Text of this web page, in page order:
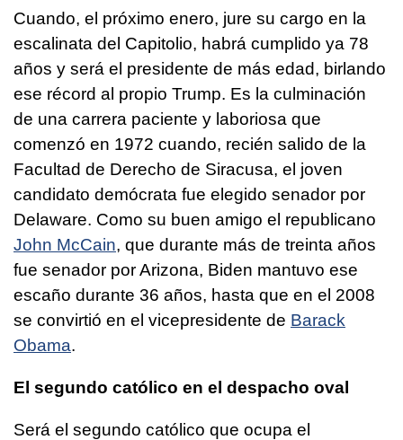
Cuando, el próximo enero, jure su cargo en la
escalinata del Capitolio, habrá cumplido ya 78
años y será el presidente de más edad, birlando
ese récord al propio Trump. Es la culminación
de una carrera paciente y laboriosa que
comenzó en 1972 cuando, recién salido de la
Facultad de Derecho de Siracusa, el joven
candidato demócrata fue elegido senador por
Delaware. Como su buen amigo el republicano
John McCain, que durante más de treinta años
fue senador por Arizona, Biden mantuvo ese
escaño durante 36 años, hasta que en el 2008
se convirtió en el vicepresidente de Barack
Obama.
El segundo católico en el despacho oval
Será el segundo católico que ocupa el